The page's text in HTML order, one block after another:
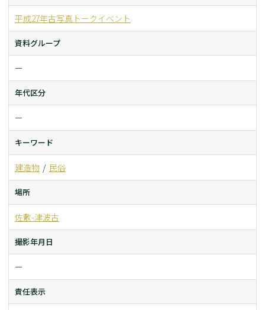
平成27年古写真トークイベント
資料グループ
ー
年代区分
ー
キーワード
建造物 民俗
場所
佐敷-津波古
撮影年月日
ー
責任表示